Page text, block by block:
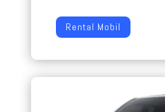
Rental Mobil